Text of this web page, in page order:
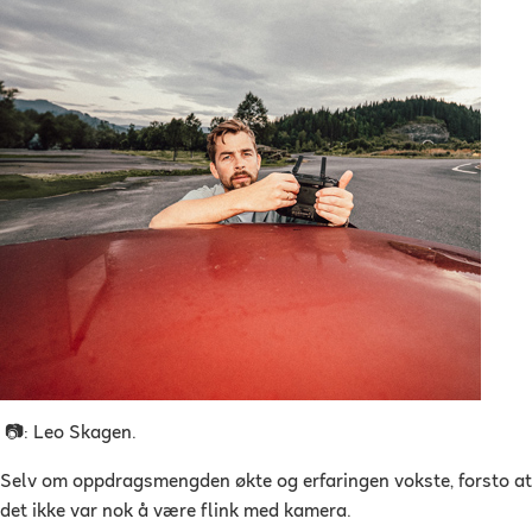
📷: Leo Skagen.
Selv om oppdragsmengden økte og erfaringen vokste, forsto at
det ikke var nok å være flink med kamera.